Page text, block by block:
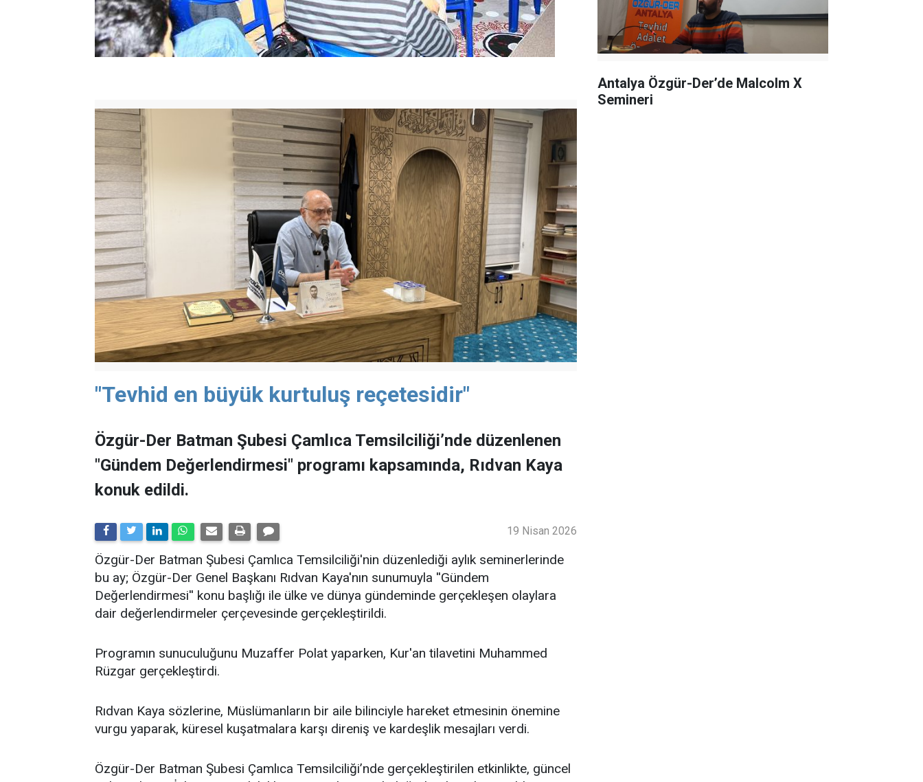
"Tevhid en büyük kurtuluş reçetesidir"
Özgür-Der Batman Şubesi Çamlıca Temsilciliği’nde düzenlenen
"Gündem Değerlendirmesi" programı kapsamında, Rıdvan Kaya
konuk edildi.
19 Nisan 2026
​Özgür-Der Batman Şubesi Çamlıca Temsilciliği'nin düzenlediği aylık seminerlerinde
bu ay; Özgür-Der Genel Başkanı Rıdvan Kaya'nın sunumuyla ''Gündem
Değerlendirmesi'' konu başlığı ile ülke ve dünya gündeminde gerçekleşen olaylara
dair değerlendirmeler çerçevesinde gerçekleştirildi.
Programın sunuculuğunu Muzaffer Polat yaparken, Kur'an tilavetini Muhammed
Rüzgar gerçekleştirdi.
Rıdvan Kaya sözlerine, Müslümanların bir aile bilinciyle hareket etmesinin önemine
vurgu yaparak, küresel kuşatmalara karşı direniş ve kardeşlik mesajları verdi.
Özgür-Der Batman Şubesi Çamlıca Temsilciliği’nde gerçekleştirilen etkinlikte, güncel
Antalya Özgür-Der’de Malcolm X
Semineri